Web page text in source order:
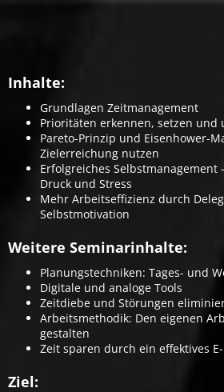
Inhalte:
Grundlagen Zeitmanagement
Prioritäten erkennen, setzen und
Pareto-Prinzip und Eisenhower-
Zielerreichung nutzen
Erfolgreiches Selbstmanagement
Druck und Stress
Mehr Arbeitseffizienz durch
Selbstmotivation
Weitere Seminarinhalte:
Planungstechniken: Tages- und
Digitale und analoge Tools
Zeitdiebe und Störungen
Arbeitsmethodik: Den eigenen
gestalten
Zeit sparen durch ein effektives
Ziel: